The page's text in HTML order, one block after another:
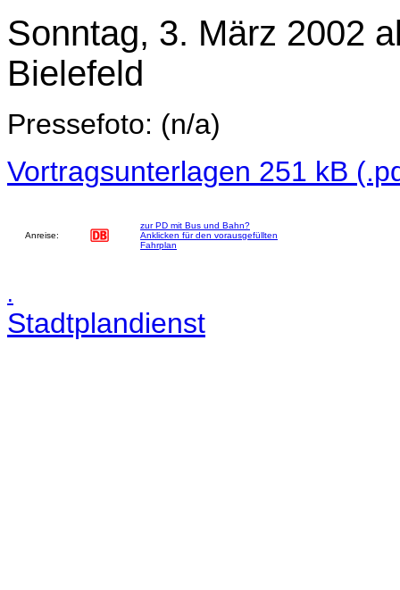
Sonntag, 3. März 2002
Bielefeld
Pressefoto: (n/a)
Vortragsunterlagen 251 kB
Anreise:
zur PD mit Bus und Bahn?
Anklicken für den vorausgefüllten
Fahrplan
.
Stadtplandienst